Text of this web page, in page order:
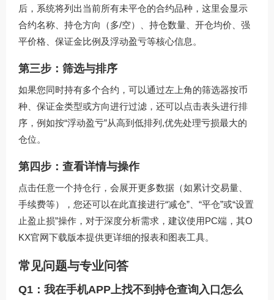
后，系统将列出当前所有未平仓的合约品种，这里会显示
合约名称、持仓方向（多/空）、持仓数量、开仓均价、强
平价格、保证金比例及浮动盈亏等核心信息。
第三步：筛选与排序
如果您同时持有多个合约，可以通过左上角的筛选器按币
种、保证金类型或方向进行过滤，还可以点击表头进行排
序，例如按“浮动盈亏”从高到低排列,优先处理亏损最大的
仓位。
第四步：查看详情与操作
点击任意一个持仓行，会展开更多数据（如累计交易量、
手续费等），您还可以在此直接进行“减仓”、“平仓”或“设置
止盈止损”操作，对于深度分析需求，建议使用PC端，其O
KX官网下载版本提供更详细的报表和图表工具。
常见问题与专业问答
Q1：我在手机APP上找不到持仓查询入口怎么